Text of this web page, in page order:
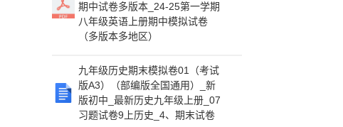
期中试卷多版本_24-25第一学期
八年级英语上册期中模拟试卷
（多版本多地区）
九年级历史期末模拟卷01（考试
版A3）（部编版全国通用）_新
版初中_最新历史九年级上册_07
习题试卷9上历史_4、期末试卷